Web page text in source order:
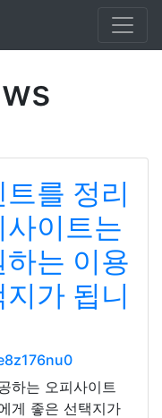
를 정리
이트는
는 이용
가 됩니
하는 오피사이트
게 좋은 선택지가